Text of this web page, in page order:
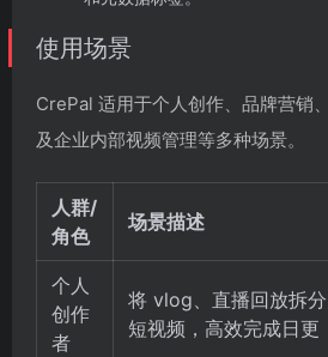
使用场景
CrePal 适用于个人创作、品牌营销
及企业内部视频管理等多种场景。
人群/
角色
场景描述
个人
创作
者
将 vlog、直播回放拆
短视频，高效完成日更